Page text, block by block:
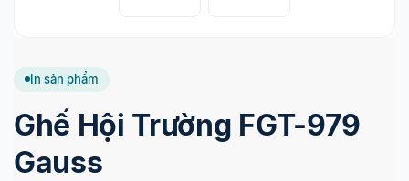
In sản phẩm
Ghế Hội Trường FGT-979
Gauss